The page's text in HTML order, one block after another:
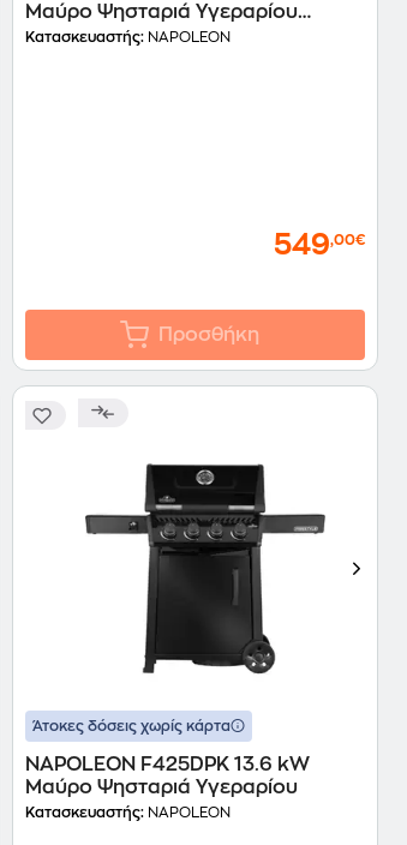
Μαύρο Ψησταριά Υγεραρίου
Φορητή
Κατασκευαστής:NAPOLEON
549,00€
Προσθήκη
Άτοκες δόσεις χωρίς κάρτα
NAPOLEON F425DPK 13.6 kW
Μαύρο Ψησταριά Υγεραρίου
Κατασκευαστής:NAPOLEON